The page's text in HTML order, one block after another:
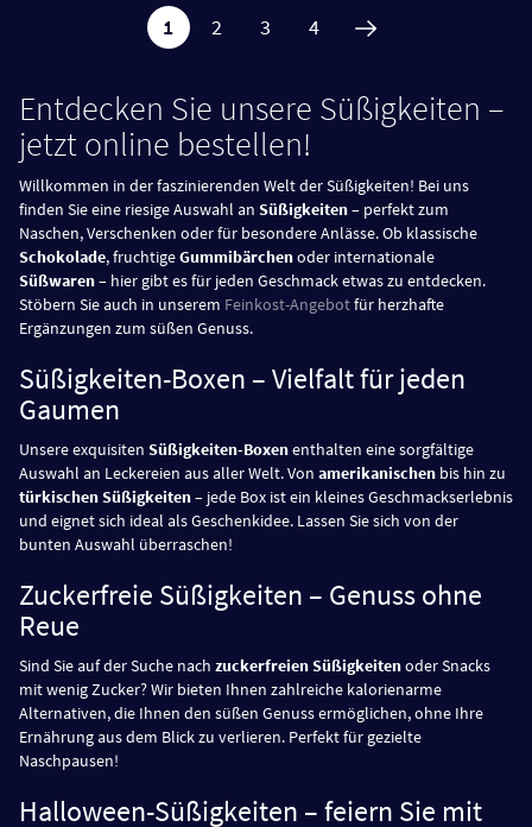
1 2 3 4
Entdecken Sie unsere Süßigkeiten –
jetzt online bestellen!
Willkommen in der faszinierenden Welt der Süßigkeiten! Bei uns
finden Sie eine riesige Auswahl an Süßigkeiten– perfekt zum
Naschen, Verschenken oder für besondere Anlässe. Ob klassische
Schokolade, fruchtigeGummibärchenoder internationale
Süßwaren– hier gibt es für jeden Geschmack etwas zu entdecken.
Stöbern Sie auch in unserem Feinkost-Angebotfür herzhafte
Ergänzungen zum süßen Genuss.
Süßigkeiten-Boxen – Vielfalt für jeden
Gaumen
Unsere exquisiten Süßigkeiten-Boxenenthalten eine sorgfältige
Auswahl an Leckereien aus aller Welt. Von amerikanischen bis hin zu
türkischen Süßigkeiten– jede Box ist ein kleines Geschmackserlebnis
und eignet sich ideal als Geschenkidee. Lassen Sie sich von der
bunten Auswahl überraschen!
Zuckerfreie Süßigkeiten – Genuss ohne
Reue
Sind Sie auf der Suche nach zuckerfreien Süßigkeitenoder Snacks
mit wenig Zucker? Wir bieten Ihnen zahlreiche kalorienarme
Alternativen, die Ihnen den süßen Genuss ermöglichen, ohne Ihre
Ernährung aus dem Blick zu verlieren. Perfekt für gezielte
Naschpausen!
Halloween-Süßigkeiten – feiern Sie mit